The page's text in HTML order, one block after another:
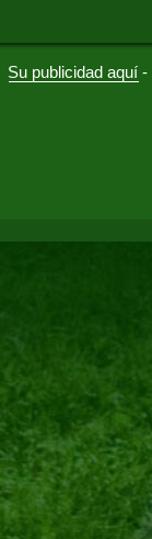
Su publicidad aquí -